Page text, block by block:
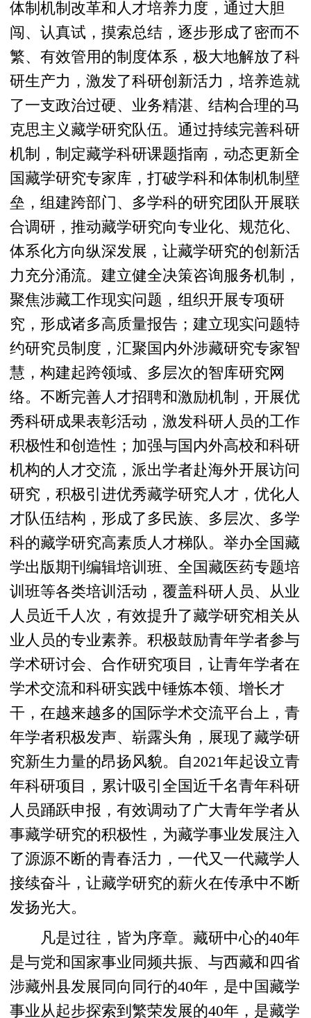
体制机制改革和人才培养力度，通过大胆
闯、认真试，摸索总结，逐步形成了密而不
繁、有效管用的制度体系，极大地解放了科
研生产力，激发了科研创新活力，培养造就
了一支政治过硬、业务精湛、结构合理的马
克思主义藏学研究队伍。通过持续完善科研
机制，制定藏学科研课题指南，动态更新全
国藏学研究专家库，打破学科和体制机制壁
垒，组建跨部门、多学科的研究团队开展联
合调研，推动藏学研究向专业化、规范化、
体系化方向纵深发展，让藏学研究的创新活
力充分涌流。建立健全决策咨询服务机制，
聚焦涉藏工作现实问题，组织开展专项研
究，形成诸多高质量报告；建立现实问题特
约研究员制度，汇聚国内外涉藏研究专家智
慧，构建起跨领域、多层次的智库研究网
络。不断完善人才招聘和激励机制，开展优
秀科研成果表彰活动，激发科研人员的工作
积极性和创造性；加强与国内外高校和科研
机构的人才交流，派出学者赴海外开展访问
研究，积极引进优秀藏学研究人才，优化人
才队伍结构，形成了多民族、多层次、多学
科的藏学研究高素质人才梯队。举办全国藏
学出版期刊编辑培训班、全国藏医药专题培
训班等各类培训活动，覆盖科研人员、从业
人员近千人次，有效提升了藏学研究相关从
业人员的专业素养。积极鼓励青年学者参与
学术研讨会、合作研究项目，让青年学者在
学术交流和科研实践中锤炼本领、增长才
干，在越来越多的国际学术交流平台上，青
年学者积极发声、崭露头角，展现了藏学研
究新生力量的昂扬风貌。自2021年起设立青
年科研项目，累计吸引全国近千名青年科研
人员踊跃申报，有效调动了广大青年学者从
事藏学研究的积极性，为藏学事业发展注入
了源源不断的青春活力，一代又一代藏学人
接续奋斗，让藏学研究的薪火在传承中不断
发扬光大。
凡是过往，皆为序章。藏研中心的40年
是与党和国家事业同频共振、与西藏和四省
涉藏州县发展同向同行的40年，是中国藏学
事业从起步探索到繁荣发展的40年，是藏学